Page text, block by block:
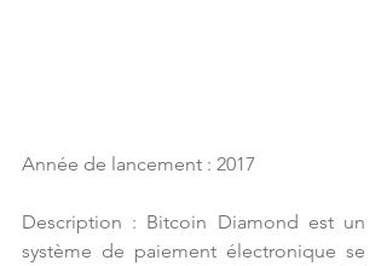
Année de lancement : 2017
Description : Bitcoin Diamond est un
système de paiement électronique se